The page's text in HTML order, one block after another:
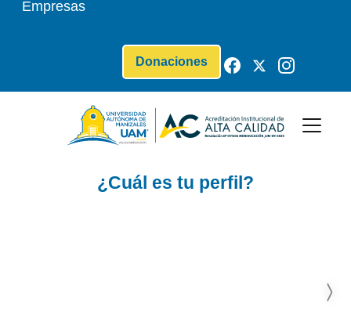
Empresas
Donaciones
¿Cuál es tu perfil?